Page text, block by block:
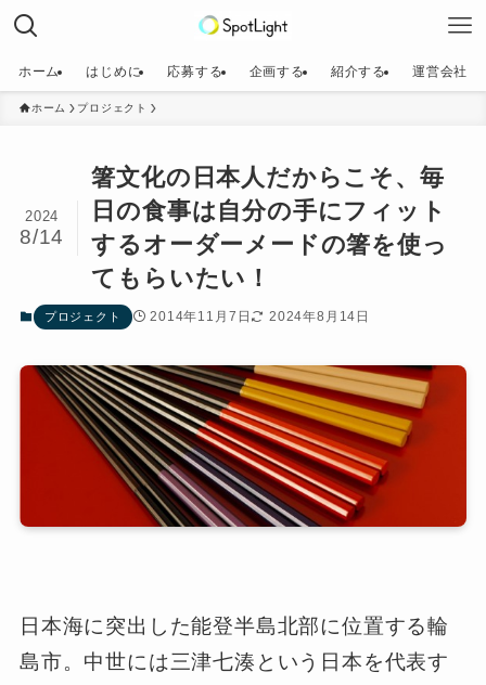
ホーム はじめに 応募する 企画する 紹介する 運営会社
ホーム プロジェクト
箸文化の日本人だからこそ、毎
日の食事は自分の手にフィット
するオーダーメードの箸を使っ
てもらいたい！
2024
8/14
プロジェクト 2014年11月7日 2024年8月14日
日本海に突出した能登半島北部に位置する輪
島市。中世には三津七湊という日本を代表す